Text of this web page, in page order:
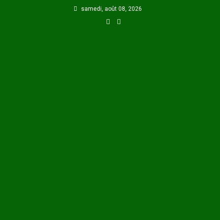
samedi, août 08, 2026